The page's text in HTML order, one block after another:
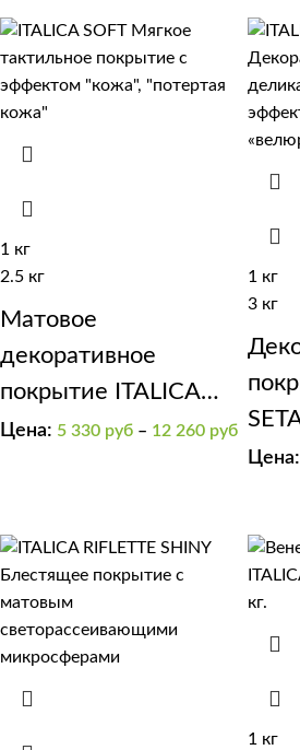
1 кг
2.5 кг
Матовое
декоративное
покрытие ITALICA
SOFT
Цена: 5 330 руб – 12 260 руб
1 кг
3 кг
Цена:
1 кг